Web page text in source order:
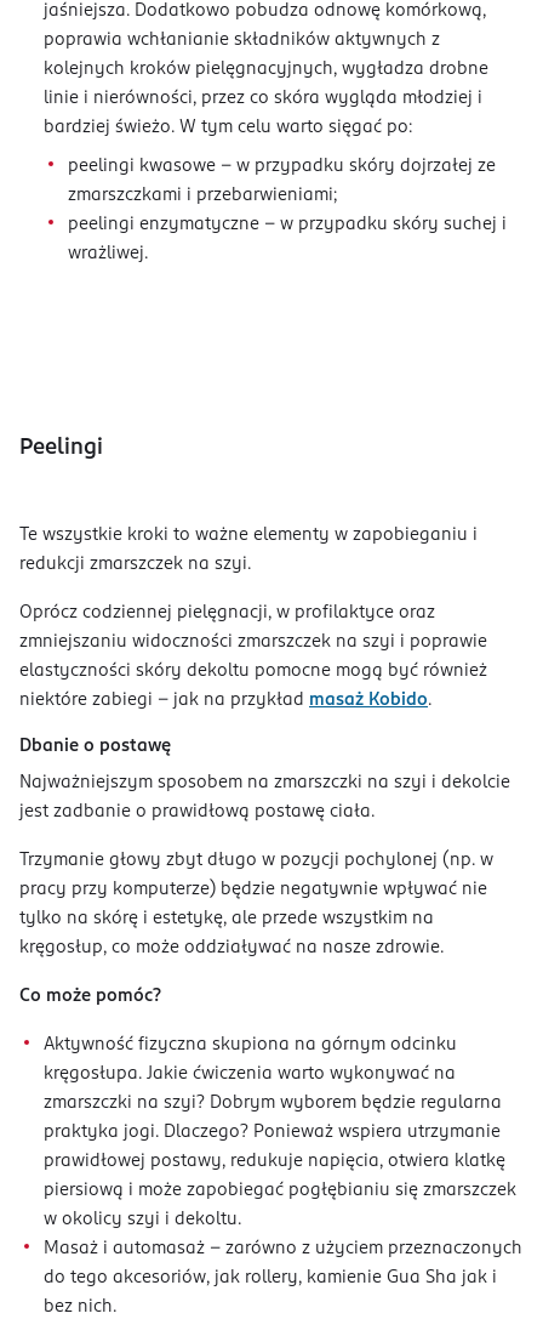
jaśniejsza. Dodatkowo pobudza odnowę komórkową,
poprawia wchłanianie składników aktywnych z
kolejnych kroków pielęgnacyjnych, wygładza drobne
linie i nierówności, przez co skóra wygląda młodziej i
bardziej świeżo. W tym celu warto sięgać po:
peelingi kwasowe – w przypadku skóry dojrzałej ze
zmarszczkami i przebarwieniami;
peelingi enzymatyczne – w przypadku skóry suchej i
wrażliwej.
Peelingi
Te wszystkie kroki to ważne elementy w zapobieganiu i
redukcji zmarszczek na szyi.
Oprócz codziennej pielęgnacji, w profilaktyce oraz
zmniejszaniu widoczności zmarszczek na szyi i poprawie
elastyczności skóry dekoltu pomocne mogą być również
niektóre zabiegi – jak na przykład masaż Kobido.
Dbanie o postawę
Najważniejszym sposobem na zmarszczki na szyi i dekolcie
jest zadbanie o prawidłową postawę ciała.
Trzymanie głowy zbyt długo w pozycji pochylonej (np. w
pracy przy komputerze) będzie negatywnie wpływać nie
tylko na skórę i estetykę, ale przede wszystkim na
kręgosłup, co może oddziaływać na nasze zdrowie.
Co może pomóc?
Aktywność fizyczna skupiona na górnym odcinku
kręgosłupa. Jakie ćwiczenia warto wykonywać na
zmarszczki na szyi? Dobrym wyborem będzie regularna
praktyka jogi. Dlaczego? Ponieważ wspiera utrzymanie
prawidłowej postawy, redukuje napięcia, otwiera klatkę
piersiową i może zapobiegać pogłębianiu się zmarszczek
w okolicy szyi i dekoltu.
Masaż i automasaż – zarówno z użyciem przeznaczonych
do tego akcesoriów, jak rollery, kamienie Gua Sha jak i
bez nich.